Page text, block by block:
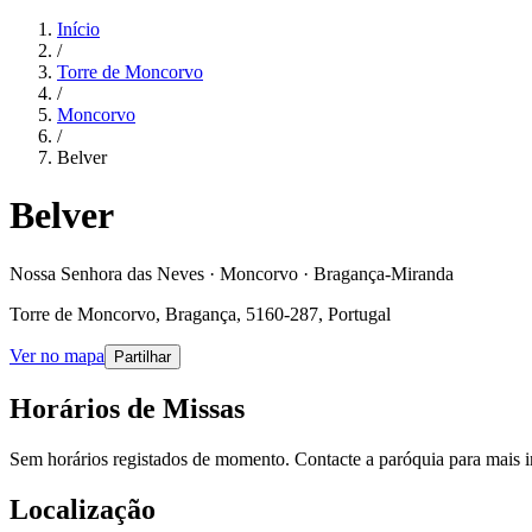
Início
/
Torre de Moncorvo
/
Moncorvo
/
Belver
Belver
Nossa Senhora das Neves · Moncorvo · Bragança-Miranda
Torre de Moncorvo, Bragança, 5160-287, Portugal
Ver no mapa Partilhar
Horários de Missas
Sem horários registados de momento. Contacte a paróquia para mais
Localização